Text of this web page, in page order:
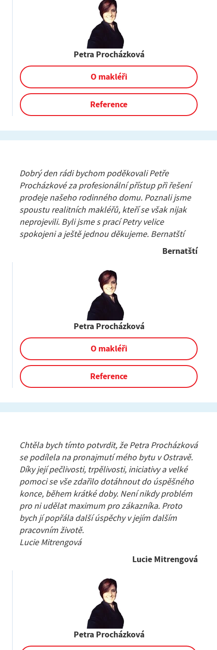
Petra Procházková
O makléři
Reference
Dobrý den rádi bychom poděkovali Petře
Procházkové za profesionální přístup při řešení
prodeje našeho rodinného domu. Poznali jsme
spoustu realitních makléřů, kteří se však nijak
neprojevili. Byli jsme s prací Petry velice
spokojeni a ještě jednou děkujeme. Bernatští
Bernatští
Petra Procházková
O makléři
Reference
Chtěla bych tímto potvrdit, že Petra Procházková
se podílela na pronajmutí mého bytu v Ostravě.
Díky její pečlivosti, trpělivosti, iniciativy a velké
pomoci se vše zdařilo dotáhnout do úspěšného
konce, během krátké doby. Není nikdy problém
pro ni udělat maximum pro zákazníka. Proto
bych jí popřála další úspěchy v jejím dalším
pracovním životě.
Lucie Mitrengová
Lucie Mitrengová
Petra Procházková